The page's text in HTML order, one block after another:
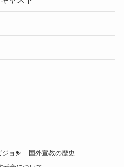
ジョン
国外宣教の歴史